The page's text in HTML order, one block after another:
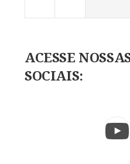
ACESSE
SOCIAIS: